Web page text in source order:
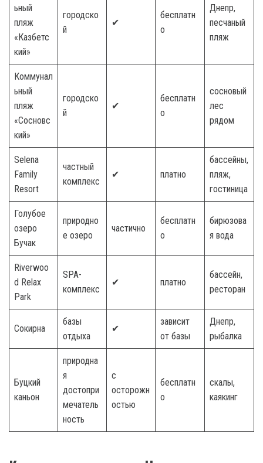
ьный
пляж
«Казбетс
кий»
городско
й
✔
бесплатн
о
Днепр,
песчаный
пляж
Коммунал
ьный
пляж
«Сосновс
кий»
городско
й
✔
бесплатн
о
сосновый
лес
рядом
Selena
Family
Resort
частный
комплекс
✔ платно
бассейны,
пляж,
гостиница
Голубое
озеро
Бучак
природно
е озеро
частично
бесплатн
о
бирюзова
я вода
Riverwoo
d Relax
Park
SPA-
комплекс
✔ платно
бассейн,
ресторан
Сокирна
базы
отдыха
✔
зависит
от базы
Днепр,
рыбалка
Буцкий
каньон
природна
я
достопри
мечатель
ность
с
осторожн
остью
бесплатн
о
скалы,
каякинг